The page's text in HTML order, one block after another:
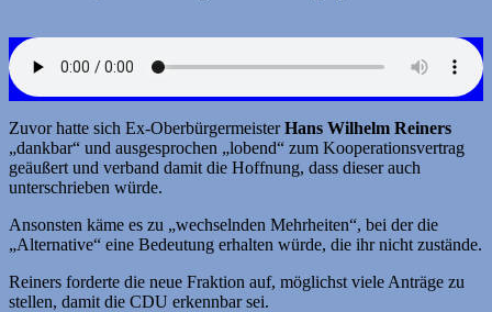
Zuvor hatte sich Ex-OberbürgermeisterHans Wilhelm Reiners
„dankbar“ und ausgesprochen „lobend“ zum Kooperationsvertrag
geäußert und verband damit die Hoffnung, dass dieser auch
unterschrieben würde.
Ansonsten käme es zu „wechselnden Mehrheiten“, bei der die
„Alternative“ eine Bedeutung erhalten würde, die ihr nicht zustände.
Reiners forderte die neue Fraktion auf, möglichst viele Anträge zu
stellen, damit die CDU erkennbar sei.